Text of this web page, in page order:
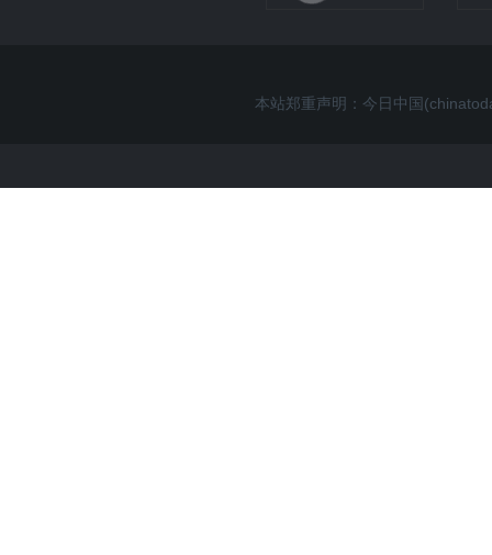
本站郑重声明：今日中国